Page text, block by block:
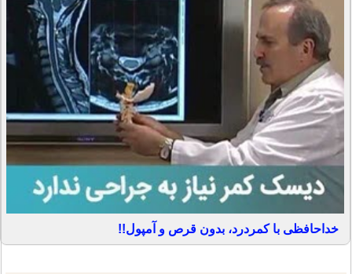
خداحافظی با کمردرد، بدون قرص و آمپول!!